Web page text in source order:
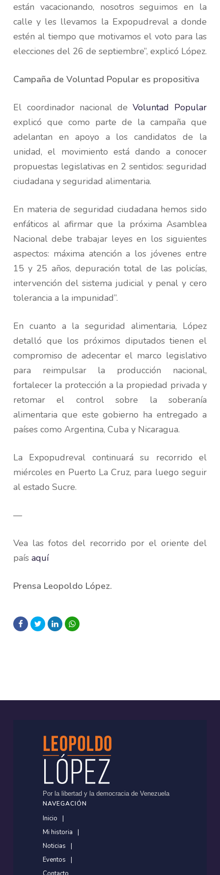
están vacacionando, nosotros seguimos en la
calle y les llevamos la Expopudreval a donde
estén al tiempo que motivamos el voto para las
elecciones del 26 de septiembre”, explicó López.
Campaña de Voluntad Popular es propositiva
El coordinador nacional deVoluntad Popular
explicó que como parte de la campaña que
adelantan en apoyo a los candidatos de la
unidad, el movimiento está dando a conocer
propuestas legislativas en 2 sentidos: seguridad
ciudadana y seguridad alimentaria.
En materia de seguridad ciudadana hemos sido
enfáticos al afirmar que la próxima Asamblea
Nacional debe trabajar leyes en los siguientes
aspectos: máxima atención a los jóvenes entre
15 y 25 años, depuración total de las policías,
intervención del sistema judicial y penal y cero
tolerancia a la impunidad”.
En cuanto a la seguridad alimentaria, López
detalló que los próximos diputados tienen el
compromiso de adecentar el marco legislativo
para reimpulsar la producción nacional,
fortalecer la protección a la propiedad privada y
retomar el control sobre la soberanía
alimentaria que este gobierno ha entregado a
países como Argentina, Cuba y Nicaragua.
La Expopudreval continuará su recorrido el
miércoles en Puerto La Cruz, para luego seguir
al estado Sucre.
—
Vea las fotos del recorrido por el oriente del
país aquí
Prensa Leopoldo López.
Por la libertad y la democracia de Venezuela
NAVEGACIÓN
Inicio
Mi historia
Noticias
Eventos